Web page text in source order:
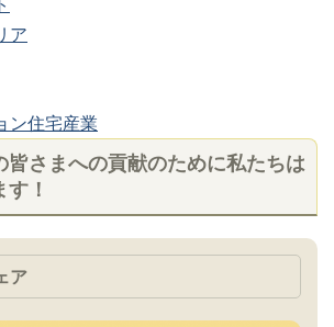
ア
ン住宅産業
皆さまへの貢献のために私たちは
！
ア